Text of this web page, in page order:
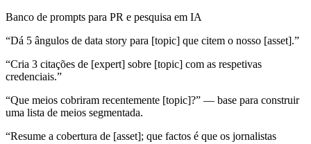
Banco de prompts para PR e pesquisa em IA
“Dá 5 ângulos de data story para [topic] que citem o nosso [asset].”
“Cria 3 citações de [expert] sobre [topic] com as respetivas
credenciais.”
“Que meios cobriram recentemente [topic]?” — base para construir
uma lista de meios segmentada.
“Resume a cobertura de [asset]; que factos é que os jornalistas